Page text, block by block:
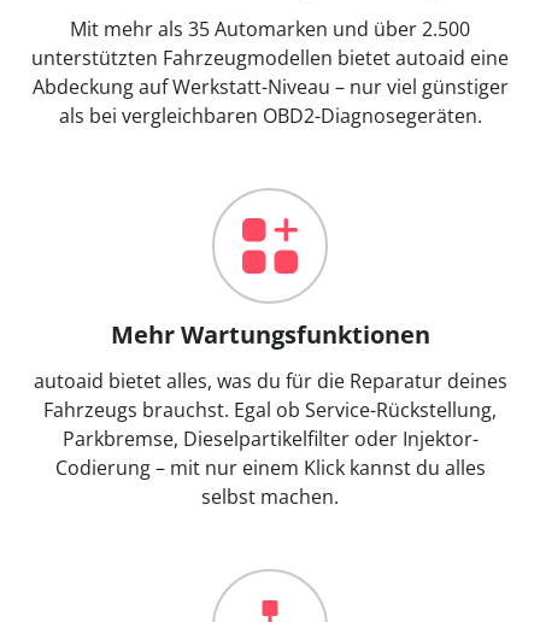
Mit mehr als 35 Automarken und über 2.500
unterstützten Fahrzeugmodellen bietet autoaid eine
Abdeckung auf Werkstatt-Niveau – nur viel günstiger
als bei vergleichbaren OBD2-Diagnosegeräten.
Mehr Wartungsfunktionen
autoaid bietet alles, was du für die Reparatur deines
Fahrzeugs brauchst. Egal ob Service-Rückstellung,
Parkbremse, Dieselpartikelfilter oder Injektor-
Codierung – mit nur einem Klick kannst du alles
selbst machen.